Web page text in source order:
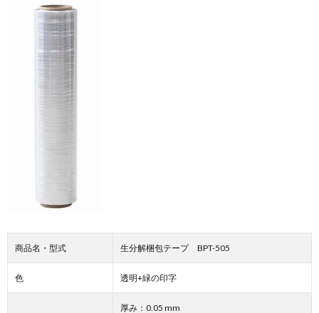
商品名・型式 生分解梱包テープ BPT-505
色 透明+緑の印字
厚み：0.05 mm